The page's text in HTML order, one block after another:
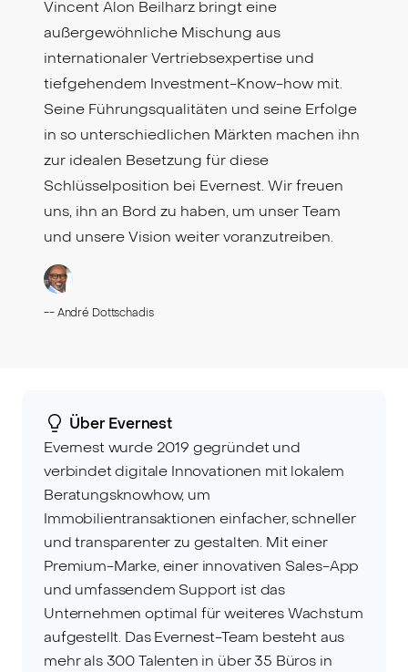
Vincent Alon Beilharz bringt eine
außergewöhnliche Mischung aus
internationaler Vertriebsexpertise und
tiefgehendem Investment-Know-how mit.
Seine Führungsqualitäten und seine Erfolge
in so unterschiedlichen Märkten machen ihn
zur idealen Besetzung für diese
Schlüsselposition bei Evernest. Wir freuen
uns, ihn an Bord zu haben, um unser Team
und unsere Vision weiter voranzutreiben.
--André Dottschadis
Über Evernest
Evernest wurde 2019 gegründet und
verbindet digitale Innovationen mit lokalem
Beratungsknowhow, um
Immobilientransaktionen einfacher, schneller
und transparenter zu gestalten. Mit einer
Premium-Marke, einer innovativen Sales-App
und umfassendem Support ist das
Unternehmen optimal für weiteres Wachstum
aufgestellt. Das Evernest-Team besteht aus
mehr als 300 Talenten in über 35 Büros in